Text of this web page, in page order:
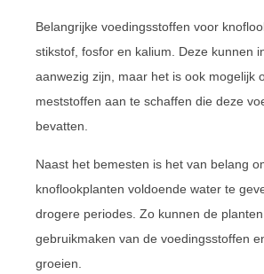
Belangrijke voedingsstoffen voor
stikstof, fosfor en kalium. Deze kunnen
aanwezig zijn, maar het is ook mogelijk
meststoffen aan te schaffen die deze
bevatten.
Naast het bemesten is het van belang
knoflookplanten voldoende water te
drogere periodes. Zo kunnen de
gebruikmaken van de voedingsstoffen
groeien.